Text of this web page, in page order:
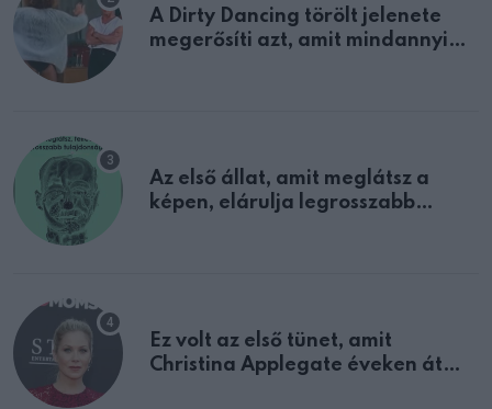
A Dirty Dancing törölt jelenete
megerősíti azt, amit mindannyian
Az első állat, amit meglátsz a
képen, elárulja legrosszabb
Ez volt az első tünet, amit
Christina Applegate éveken át